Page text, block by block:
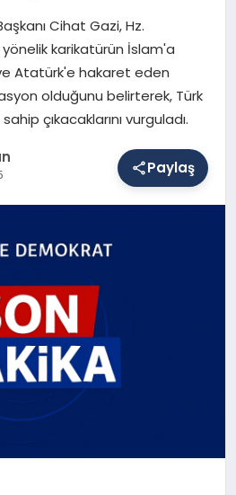
Cihat Gazi, Hz.
karikatürün İslam'a
ve Atatürk'e hakaret eden
olduğunu belirterek, Türk
çıkacaklarını vurguladı.
Paylaş